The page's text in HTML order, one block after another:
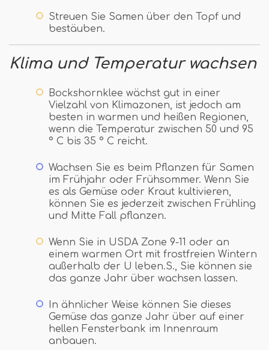
Streuen Sie Samen über den Topf und
bestäuben.
Klima und Temperatur wachsen
Bockshornklee wächst gut in einer
Vielzahl von Klimazonen, ist jedoch am
besten in warmen und heißen Regionen,
wenn die Temperatur zwischen 50 und 95
° C bis 35 ° C reicht.
Wachsen Sie es beim Pflanzen für Samen
im Frühjahr oder Frühsommer. Wenn Sie
es als Gemüse oder Kraut kultivieren,
können Sie es jederzeit zwischen Frühling
und Mitte Fall pflanzen.
Wenn Sie in USDA Zone 9-11 oder an
einem warmen Ort mit frostfreien Wintern
außerhalb der U leben.S., Sie können sie
das ganze Jahr über wachsen lassen.
In ähnlicher Weise können Sie dieses
Gemüse das ganze Jahr über auf einer
hellen Fensterbank im Innenraum
anbauen.